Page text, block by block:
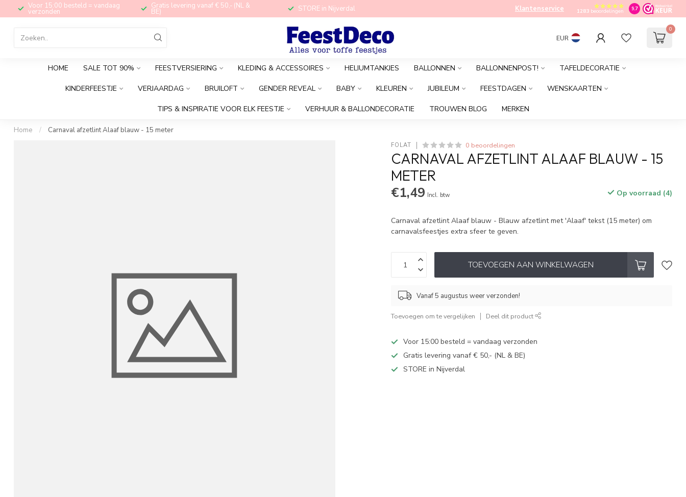
Voor 15:00 besteld = vandaag
verzonden
Gratis levering vanaf € 50,- (NL &
BE) STORE in Nijverdal Klantenservice 1283beoordelingen 9.7
EUR
0
HOME SALE TOT 90% FEESTVERSIERING KLEDING & ACCESSOIRES HELIUMTANKJES BALLONNEN BALLONNENPOST! TAFELDECORATIE
KINDERFEESTJE VERJAARDAG BRUILOFT GENDER REVEAL BABY KLEUREN JUBILEUM FEESTDAGEN WENSKAARTEN
TIPS & INSPIRATIE VOOR ELK FEESTJE VERHUUR & BALLONDECORATIE TROUWEN BLOG MERKEN
Home / Carnaval afzetlint Alaaf blauw - 15 meter
FOLAT 0 beoordelingen
CARNAVAL AFZETLINT ALAAF BLAUW - 15
METER
€1,49 Incl. btw Op voorraad (4)
Carnaval afzetlint Alaaf blauw - Blauw afzetlint met 'Alaaf' tekst (15 meter) om
carnavalsfeestjes extra sfeer te geven.
TOEVOEGEN AAN WINKELWAGEN
Vanaf 5 augustus weer verzonden!
Toevoegen om te vergelijken Deel dit product
Voor 15:00 besteld = vandaag verzonden
Gratis levering vanaf € 50,- (NL & BE)
STORE in Nijverdal